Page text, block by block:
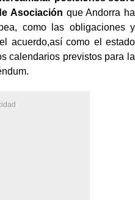
Asociación que Andorra ha
como las obligaciones y
acuerdo,así como el estado
calendarios previstos para la